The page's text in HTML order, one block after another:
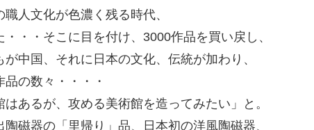
人文化が色濃く残る時代、
・・そこに目を付け、3000作品を買い戻し、
中国、それに日本の文化、伝統が加わり、
の数々・・・・
あるが、攻める美術館を造ってみたい」と。
磁器の「里帰り」品、日本初の洋風陶磁器、